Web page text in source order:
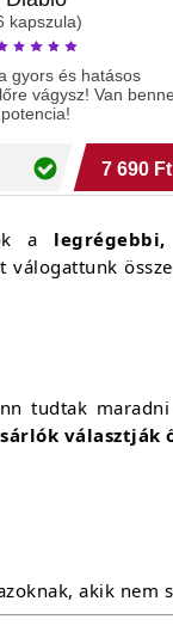
kapszula)
gyors és hatásos
vágysz! Van benne
potencia!
7 690 Ft
a
válogattunk
tudtak
választják
akik nem